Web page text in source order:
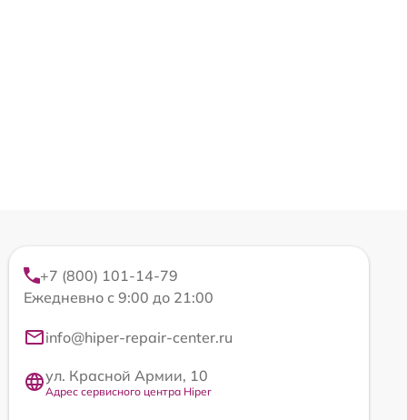
+7 (800) 101-14-79
Ежедневно с 9:00 до 21:00
info@hiper-repair-center.ru
ул. Красной Армии, 10
Адрес сервисного центра Hiper